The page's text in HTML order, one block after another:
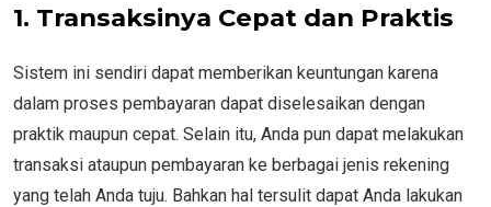
1. Transaksinya Cepat dan Praktis
Sistem ini sendiri dapat memberikan keuntungan karena
dalam proses pembayaran dapat diselesaikan dengan
praktik maupun cepat. Selain itu, Anda pun dapat melakukan
transaksi ataupun pembayaran ke berbagai jenis rekening
yang telah Anda tuju. Bahkan hal tersulit dapat Anda lakukan